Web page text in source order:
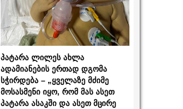
პატარა ლილეს ახლა
ადამიანების ერთად დგომა
სჭირდება – „ყველაზე მძიმე
მოსასმენი იყო, რომ მას ასეთ
პატარა ასაკში და ასეთ მცირე